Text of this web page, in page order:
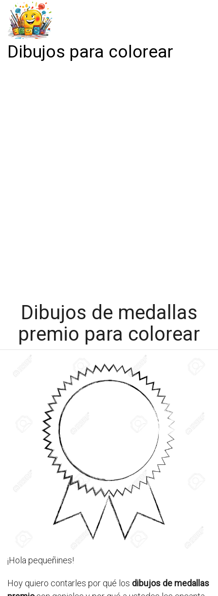
Dibujos para colorear
Dibujos de medallas
premio para colorear
¡Hola pequeñines!
Hoy quiero contarles por qué los dibujos de medallas